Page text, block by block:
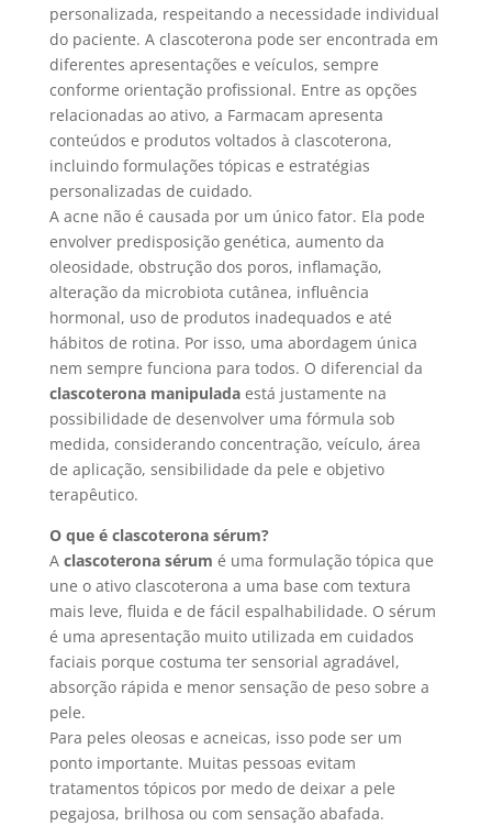
personalizada, respeitando a necessidade individual
do paciente. A clascoterona pode ser encontrada em
diferentes apresentações e veículos, sempre
conforme orientação profissional. Entre as opções
relacionadas ao ativo, a Farmacam apresenta
conteúdos e produtos voltados à clascoterona,
incluindo formulações tópicas e estratégias
personalizadas de cuidado.
A acne não é causada por um único fator. Ela pode
envolver predisposição genética, aumento da
oleosidade, obstrução dos poros, inflamação,
alteração da microbiota cutânea, influência
hormonal, uso de produtos inadequados e até
hábitos de rotina. Por isso, uma abordagem única
nem sempre funciona para todos. O diferencial da
clascoterona manipuladaestá justamente na
possibilidade de desenvolver uma fórmula sob
medida, considerando concentração, veículo, área
de aplicação, sensibilidade da pele e objetivo
terapêutico.
O que é clascoterona sérum?
A clascoterona sérum é uma formulação tópica que
une o ativo clascoterona a uma base com textura
mais leve, fluida e de fácil espalhabilidade. O sérum
é uma apresentação muito utilizada em cuidados
faciais porque costuma ter sensorial agradável,
absorção rápida e menor sensação de peso sobre a
pele.
Para peles oleosas e acneicas, isso pode ser um
ponto importante. Muitas pessoas evitam
tratamentos tópicos por medo de deixar a pele
pegajosa, brilhosa ou com sensação abafada.